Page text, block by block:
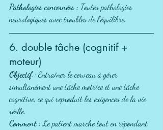
Pathologies concernées : Toutes pathologies
neurologiques avec troubles de l'équilibre.
6. double tâche (cognitif +
moteur)
Objectif : Entraîner le cerveau à gérer
simultanément une tâche motrice et une tâche
cognitive, ce qui reproduit les exigences de la vie
réelle.
Comment : Le patient marche tout en répondant